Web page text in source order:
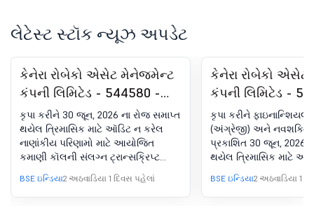
લેટેસ્ટ સ્ટૉક ન્યૂઝ અપડેટ
કેનેરા રોબેકો એસેટ મેનેજમેન્ટ
કંપની લિમિટેડ - 544580 -
અર્નિંગ કૉલની ટ્રાન્સક્રિપ્ટ -
Q1FY2027 - ઑડિટ ન કરેલ
ફાઇનાન્શિયલ પરિણામો
કૃપા કરીને 30 જૂન, 2026 ના રોજ સમાપ્ત
થયેલ ત્રિમાસિક માટે ઑડિટ ન કરેલ
નાણાંકીય પરિણામો માટે આયોજિત
કમાણી કૉલની સંલગ્ન ટ્રાન્સક્રિપ્ટ
BSE ઇન્ડિયા2 અઠવાડિયા 1 દિવસ પહેલાં
કેનેરા રોબેકો
કંપની લિમિટેડ -
રેગ્યુલેશન 30
જાહેરાત -
પબ્લિકેશન
કૃપા કરીને
(અંગ્રેજી) અને નવશક્તિ
પ્રકાશિત 30 જૂન, 2026
થયેલ ત્રિમાસિક માટે
ફાઇનાન્શિયલ પરિણામો
અખબારની જાહેરાત જોડો.
BSE ઇન્ડિયા2 અઠવાડિયા 1